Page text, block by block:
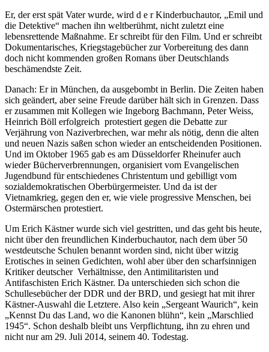
Er, der erst spät Vater wurde, wird d e r Kinderbuchautor, „Emil und
die Detektive“ machen ihn weltberühmt, nicht zuletzt eine
lebensrettende Maßnahme. Er schreibt für den Film. Und er schreibt
Dokumentarisches, Kriegstagebücher zur Vorbereitung des dann
doch nicht kommenden großen Romans über Deutschlands
beschämendste Zeit.
Danach: Er in München, da ausgebombt in Berlin. Die Zeiten haben
sich geändert, aber seine Freude darüber hält sich in Grenzen. Dass
er zusammen mit Kollegen wie Ingeborg Bachmann, Peter Weiss,
Heinrich Böll erfolgreich protestiert gegen die Debatte zur
Verjährung von Naziverbrechen, war mehr als nötig, denn die alten
und neuen Nazis saßen schon wieder an entscheidenden Positionen.
Und im Oktober 1965 gab es am Düsseldorfer Rheinufer auch
wieder Bücherverbrennungen, organisiert vom Evangelischen
Jugendbund für entschiedenes Christentum und gebilligt vom
sozialdemokratischen Oberbürgermeister. Und da ist der
Vietnamkrieg, gegen den er, wie viele progressive Menschen, bei
Ostermärschen protestiert.
Um Erich Kästner wurde sich viel gestritten, und das geht bis heute,
nicht über den freundlichen Kinderbuchautor, nach dem über 50
westdeutsche Schulen benannt worden sind, nicht über witzig
Erotisches in seinen Gedichten, wohl aber über den scharfsinnigen
Kritiker deutscher Verhältnisse, den Antimilitaristen und
Antifaschisten Erich Kästner. Da unterschieden sich schon die
Schullesebücher der DDR und der BRD, und gesiegt hat mit ihrer
Kästner-Auswahl die Letztere. Also kein „Sergeant Waurich“, kein
„Kennst Du das Land, wo die Kanonen blühn“, kein „Marschlied
1945“. Schon deshalb bleibt uns Verpflichtung, ihn zu ehren und
nicht nur am 29. Juli 2014, seinem 40. Todestag.